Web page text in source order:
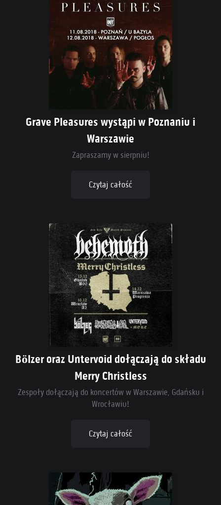
Grave Pleasures wystąpi w Poznaniu i
Warszawie
Zapraszamy w sierpniu!
Czytaj całość
Bölzer oraz Untervoid dołączają do składu
Merry Christless
Zespoły dołączają do koncertów w Warszawie, Gdańsku i
Wrocławiu!
Czytaj całość